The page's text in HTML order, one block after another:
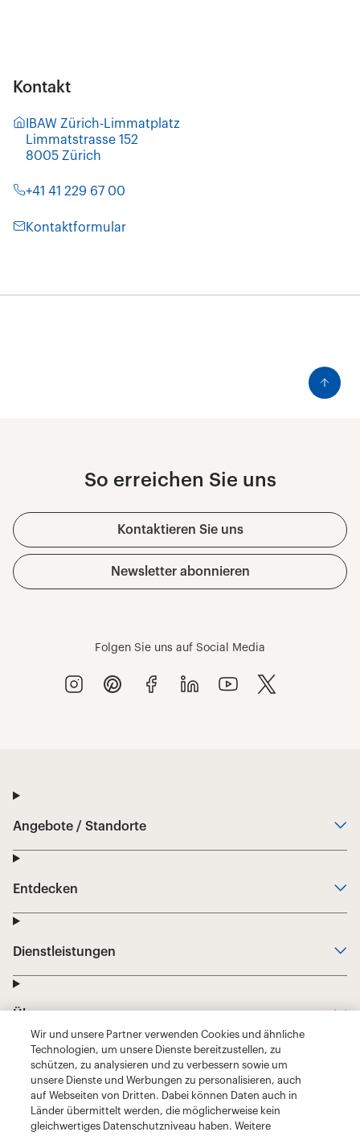
Wir und unsere Partner verwenden Cookies und ähnliche
Technologien, um unsere Dienste bereitzustellen, zu
schützen, zu analysieren und zu verbessern sowie um
unsere Dienste und Werbungen zu personalisieren, auch
auf Webseiten von Dritten. Dabei können Daten auch in
Länder übermittelt werden, die möglicherweise kein
gleichwertiges Datenschutzniveau haben. Weitere